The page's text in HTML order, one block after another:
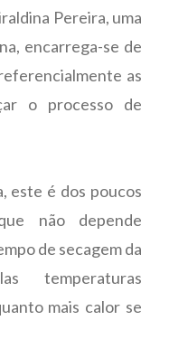
Pereira, uma
encarrega-se de
as
o processo de
este é dos poucos
não depende
de secagem da
temperaturas
mais calor se